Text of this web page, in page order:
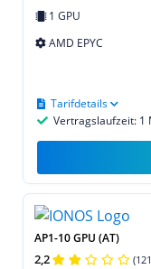
1 GPU
AMD EPYC
Vertragslaufzeit: 1
Tarifdetails
AP1-10 GPU (AT)
2,2